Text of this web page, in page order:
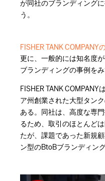
が同社のブランディング
う。
FISHER TANK COMPANY
更に、一般的には知名度
ブランディングの事例をみ
FISHER TANK COMPANY
ア州創業された大型タン
ある。同社は、高度な専
るため、取引のほとんど
たが、課題であった新規
ン型のBtoBブランディン